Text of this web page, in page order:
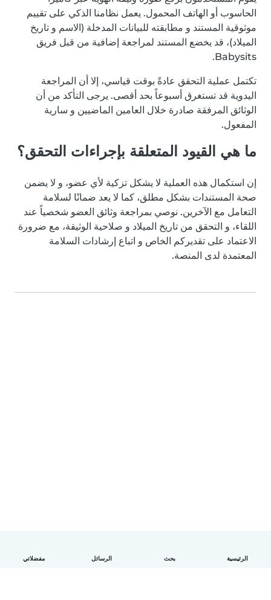
الرئيسية بحث الرسائل مفضلاتي
الحاسوب أو الهاتف المحمول. يعمل نظامنا الذكي على تقييم
موثوقية المستند و مطابقته للبيانات المدخلة (الاسم و تاريخ
الميلاد)، قد يخضع المستند لمراجعة إضافية من قبل فريق
Babysits.
تكتمل عملية التحقق عادةً بوقت قياسي، إلا أن المراجعة
اليدوية قد تستغرق أسبوعاً بحد أقصى. يرجى التأكد من أن
الوثائق المرفقة صادرة خلال العامين الماضيين و سارية
المفعول.
ما هي القيود المتعلقة بإجراءات التحقق؟
إن استكمال هذه العملية لا يشكل تزكية لأي عضو، و لا يضمن
صحة المستندات بشكل مطلق، كما لا يعد ضمانًا لسلامة
التعامل مع الآخرين. نوصي بمراجعة وثائق العضو شخصياً عند
اللقاء، و التحقق من تاريخ الميلاد و صلاحية الوثيقة، مع ضرورة
الاعتماد على تقديركم الخاص و اتباع إرشادات السلامة
المعتمدة لدى المنصة.